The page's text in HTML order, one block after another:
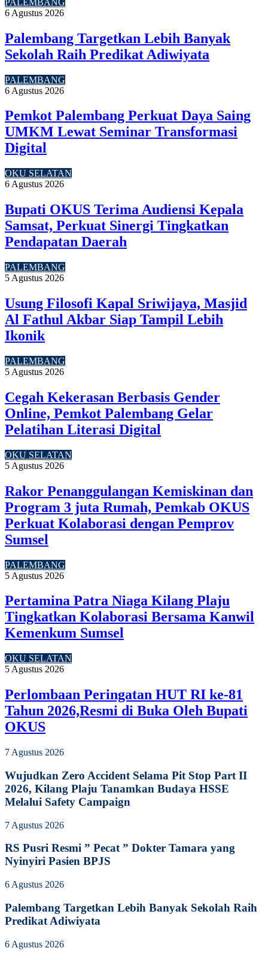
6 Agustus 2026
Palembang Targetkan Lebih Banyak
Sekolah Raih Predikat Adiwiyata
PALEMBANG
6 Agustus 2026
Pemkot Palembang Perkuat Daya Saing
UMKM Lewat Seminar Transformasi
Digital
OKU SELATAN
6 Agustus 2026
Bupati OKUS Terima Audiensi Kepala
Samsat, Perkuat Sinergi Tingkatkan
Pendapatan Daerah
PALEMBANG
5 Agustus 2026
Usung Filosofi Kapal Sriwijaya, Masjid
Al Fathul Akbar Siap Tampil Lebih
Ikonik
PALEMBANG
5 Agustus 2026
Cegah Kekerasan Berbasis Gender
Online, Pemkot Palembang Gelar
Pelatihan Literasi Digital
OKU SELATAN
5 Agustus 2026
Rakor Penanggulangan Kemiskinan dan
Program 3 juta Rumah, Pemkab OKUS
Perkuat Kolaborasi dengan Pemprov
Sumsel
PALEMBANG
5 Agustus 2026
Pertamina Patra Niaga Kilang Plaju
Tingkatkan Kolaborasi Bersama Kanwil
Kemenkum Sumsel
OKU SELATAN
5 Agustus 2026
Perlombaan Peringatan HUT RI ke-81
Tahun 2026,Resmi di Buka Oleh Bupati
OKUS
7 Agustus 2026
Wujudkan Zero Accident Selama Pit Stop Part II
2026, Kilang Plaju Tanamkan Budaya HSSE
Melalui Safety Campaign
7 Agustus 2026
RS Pusri Resmi ” Pecat ” Dokter Tamara yang
Nyinyiri Pasien BPJS
6 Agustus 2026
Palembang Targetkan Lebih Banyak Sekolah Raih
Predikat Adiwiyata
6 Agustus 2026